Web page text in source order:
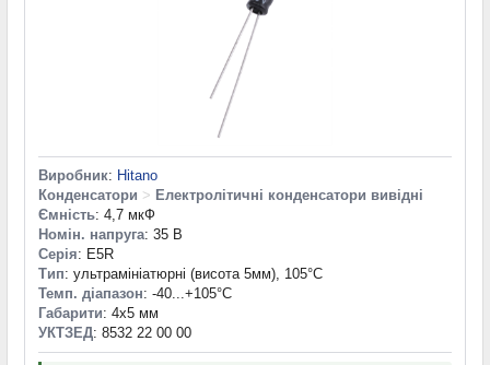
Виробник: Hitano
Конденсатори > Електролітичні конденсатори вивідні
Ємність: 4,7 мкФ
Номін. напруга: 35 В
Серія: E5R
Тип: ультрамініатюрні (висота 5мм), 105°C
Темп. діапазон: -40...+105°С
Габарити: 4x5 мм
УКТЗЕД: 8532 22 00 00